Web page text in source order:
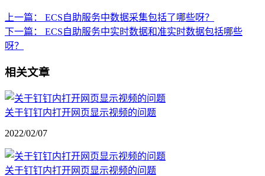
上一篇：
ECS自助服务中数据采集包括了哪些呀？
下一篇：
ECS自助服务中实时数据和准实时数据包括哪些
呀？
相关文章
关于钉钉内打开网页显示视频的问题
2022/02/07
关于钉钉内打开网页显示视频的问题